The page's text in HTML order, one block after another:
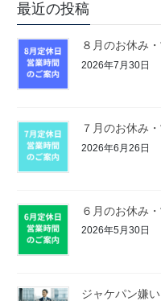
最近の投稿
８月のお休み
2026年7月30日
７月のお休み
2026年6月26日
６月のお休み
2026年5月30日
ジャケパン嫌